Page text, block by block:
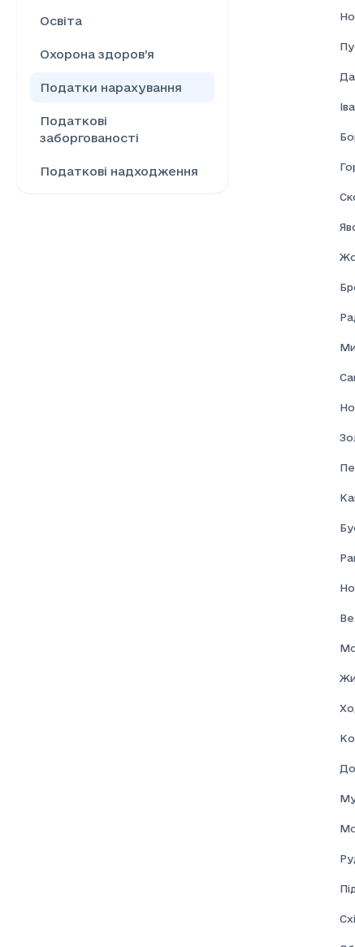
Освіта
Охорона здоров’я
Податки нарахування
Податкові
заборгованості
Податкові надходження